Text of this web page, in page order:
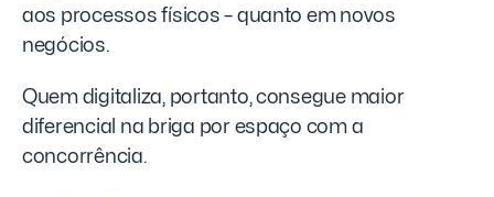
aos processos físicos – quanto em novos
negócios.
Quem digitaliza, portanto, consegue maior
diferencial na briga por espaço com a
concorrência.